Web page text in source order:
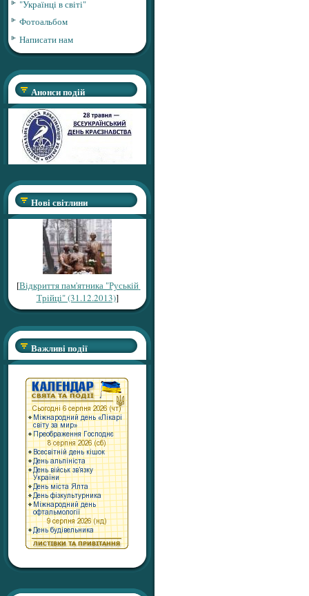
"Українці в світі"
Фотоальбом
Написати нам
Анонси подій
Нові світлини
[Відкриття пам'ятника "Руській
Трійці" (31.12.2013)]
Важливі події